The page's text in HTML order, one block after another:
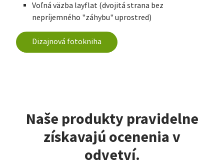
Voľná väzba layflat (dvojitá strana bez
nepríjemného "záhybu" uprostred)
Dizajnová fotokniha
Naše produkty pravidelne
získavajú ocenenia v
odvetví.